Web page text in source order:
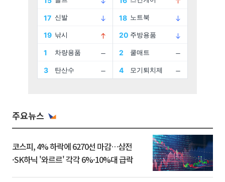
주요뉴스
코스피, 4% 하락에 6270선 마감…삼전
·SK하닉 '와르르' 각각 6%·10%대 급락